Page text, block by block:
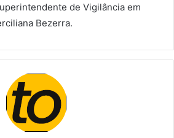
de Vigilância em
Bezerra.